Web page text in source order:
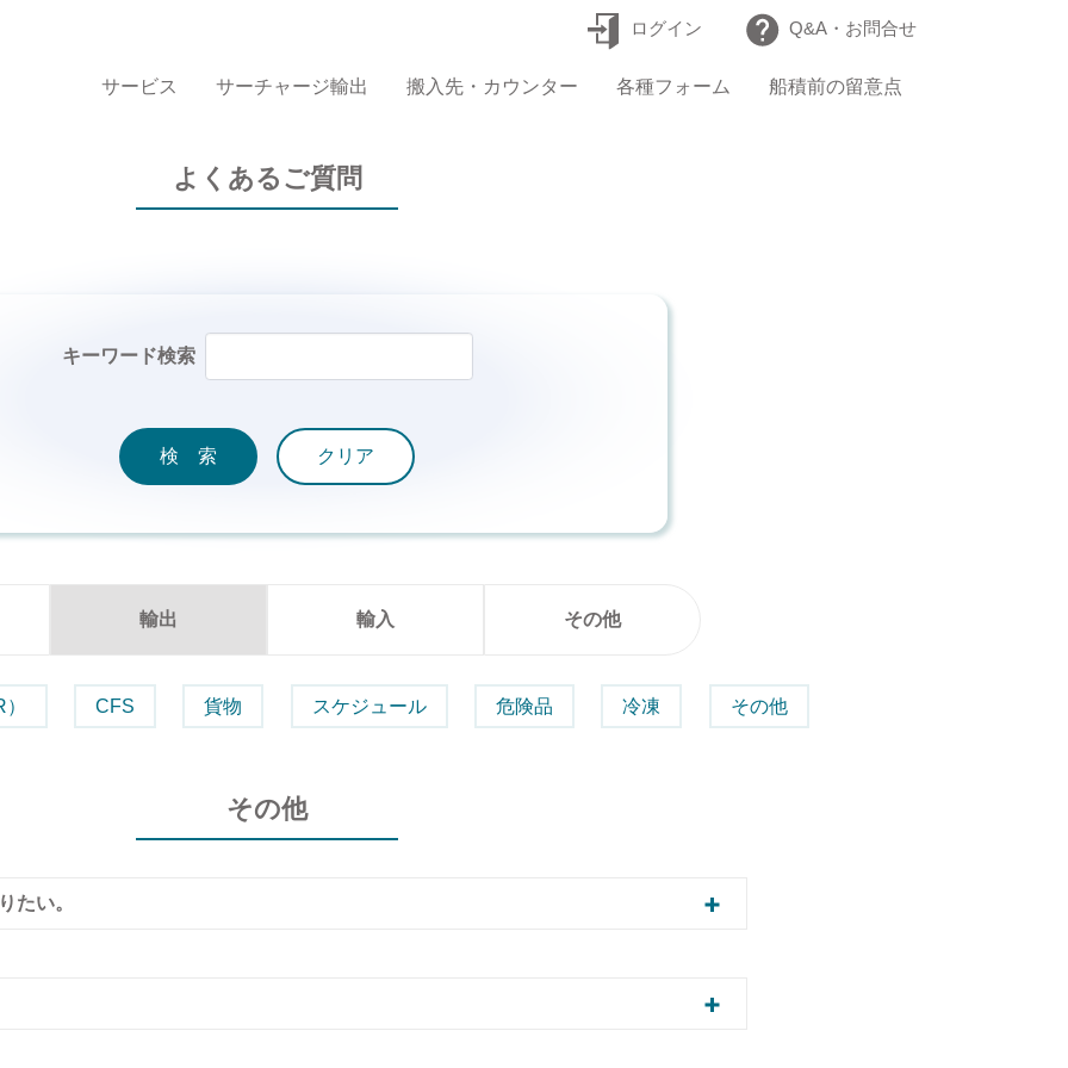
ログイン Q&A・お問合せ
サービス サーチャージ輸出 搬入先・カウンター 各種フォーム 船積前の留意点
よくあるご質問
キーワード検索
検 索 クリア
輸出 輸入 その他
CFS 貨物 スケジュール 危険品 冷凍 その他
その他
たい。